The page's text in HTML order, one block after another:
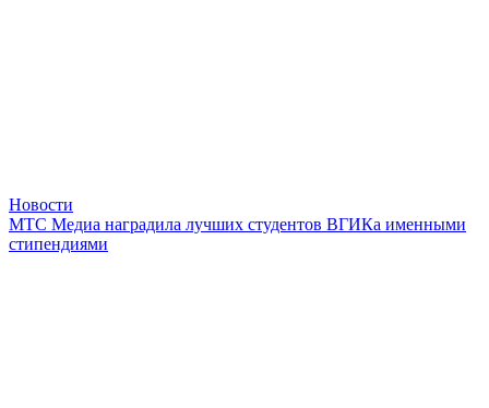
Новости
МТС Медиа наградила лучших студентов ВГИКа именными
стипендиями